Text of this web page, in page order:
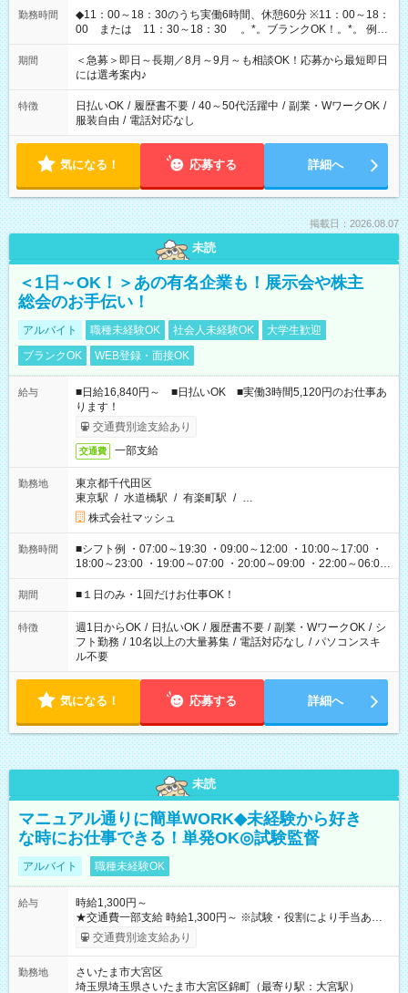
勤務時間
◆11：00～18：30のうち実働6時間、休憩60分 ※11：00～18：
00 または 11：30～18：30 。*。ブランクOK！。*。 例え
ば前職が、 在宅/財団法人/事務/コールセンター/受付/販売/カフェ
スタッフ スイーツ販売/ホテルフロント/化粧品販売/など 様々な
業界から入社して活躍されています♪
期間
＜急募＞即日～長期／8月～9月～も相談OK！応募から最短即日
には選考案内♪
特徴 日払いOK / 履歴書不要 / 40～50代活躍中 / 副業・WワークOK /
服装自由 / 電話対応なし
気になる！ 応募する 詳細へ
掲載日：2026.08.07
未読
＜1日～OK！＞あの有名企業も！展示会や株主
総会のお手伝い！
アルバイト 職種未経験OK 社会人未経験OK
大学生歓迎
ブランクOK
WEB登録・面接OK
給与
■日給16,840円～ ■日払いOK ■実働3時間5,120円のお仕事あ
ります！
交通費別途支給あり
交通費 一部支給
勤務地
東京都千代田区
東京駅 / 水道橋駅 / 有楽町駅 / …
株式会社マッシュ
勤務時間
■シフト例 ・07:00～19:30 ・09:00～12:00 ・10:00～17:00 ・
18:00～23:00 ・19:00～07:00 ・20:00～09:00 ・22:00～06:00
etc ★最短で3時間で5,120円のお仕事から 15時間で2万円近く稼
げるお仕事も！ ご希望のお時間に合わせてご紹介！ ※シフトは
ください！
期間 ■１日のみ・1回だけお仕事OK！
特徴 週1日からOK / 日払いOK / 履歴書不要 / 副業・WワークOK / シ
フト勤務 / 10名以上の大量募集 / 電話対応なし / パソコンスキ
ル不要
気になる！ 応募する 詳細へ
未読
マニュアル通りに簡単WORK◆未経験から好き
な時にお仕事できる！単発OK◎試験監督
アルバイト 職種未経験OK
給与
時給1,300円～
★交通費一部支給 時給1,300円～ ※試験・役割により手当あり
※勤務回数により昇給あり 【即給（前払い）オプションあ
り！】 希望される場合、勤務から1週間ほどで給与の一部を受け
例】 ・河合塾模擬試験 8:30～17:30（休憩1時間） 時給1,300円
×8時間＝日収10,400円＋交通費 ※当日の役割により時給＋100
交通費別途支給あり
勤務地
さいたま市大宮区
埼玉県埼玉県さいたま市大宮区錦町（最寄り駅：大宮駅）